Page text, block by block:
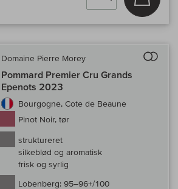
Domaine Pierre Morey
Pommard Premier Cru Grands
Epenots 2023
Bourgogne, Cote de Beaune
Pinot Noir, tør
struktureret
silkeblød og aromatisk
frisk og syrlig
Lobenberg: 95–96+/100